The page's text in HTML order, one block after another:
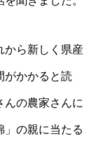
から新しく県産
がかかると読
んの農家さんに
」の親に当たる